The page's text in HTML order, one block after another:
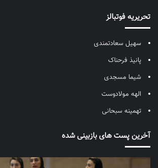
تحریریه فوتبالز
سهیل سعادتمندی
پانیذ فرحناک
شیما مسجدی
الهه مولادوست
تهمینه سبحانی
آخرین پست های بازبینی شده